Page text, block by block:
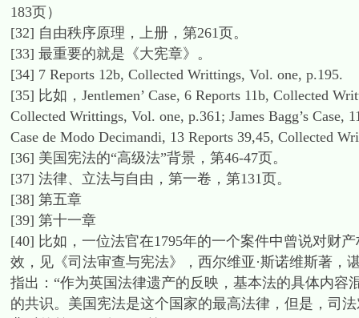
183页）
[32] 自由秩序原理，上册，第261页。
[33] 最重要的就是《大宪章》。
[34] 7 Reports 12b, Collected Writtings, Vol. one, p.195.
[35] 比如，Jentlemen’ Case, 6 Reports 11b, Collected
Collected Writtings, Vol. one, p.361; James Bagg’s
Case de Modo Decimandi, 13 Reports 39,45, Collected
[36] 美国宪法的“高级法”背景，第46-47页。
[37] 法律、立法与自由，第一卷，第131页。
[38] 第五章
[39] 第十一章
[40] 比如，一位法官在1795年的一个案件中曾说对财
效，见《司法审查与宪法》，西尔维亚·斯诺维斯著，
指出：“作为英国法律遗产的反映，基本法的具体内
的共识。美国宪法是这个国家的最高法律，但是，司